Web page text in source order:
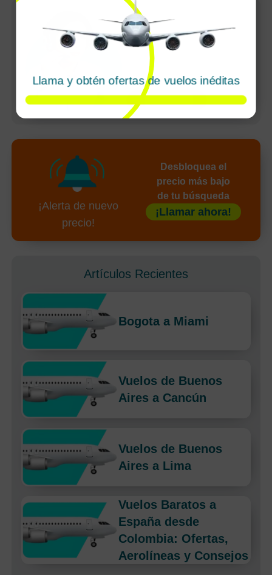
Reservas rápidas
Cancelaciones
sencillas
Agente dedicado
Pagos seguros
¡Alerta de nuevo
precio!
Desbloquea el
precio más bajo
de tu búsqueda
¡Llamar ahora!
Artículos Recientes
Bogota a Miami
Vuelos de Buenos
Aires a Cancún
Vuelos de Buenos
Aires a Lima
Vuelos Baratos a
España desde
Colombia: Ofertas,
Aerolíneas y Consejos
Llama y obtén ofertas de vuelos inéditas